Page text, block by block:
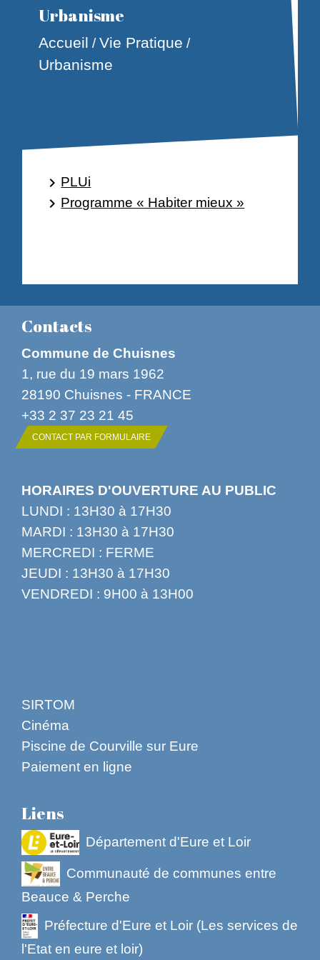
Urbanisme
Accueil /Vie Pratique /
Urbanisme
keyboard_arrow_rightPLUi
keyboard_arrow_rightProgramme « Habiter mieux »
Contacts
Commune de Chuisnes
1, rue du 19 mars 1962
28190 Chuisnes - FRANCE
+33 2 37 23 21 45
CONTACT PAR FORMULAIRE
HORAIRES D'OUVERTURE AU PUBLIC
LUNDI : 13H30 à 17H30
MARDI : 13H30 à 17H30
MERCREDI : FERME
JEUDI : 13H30 à 17H30
VENDREDI : 9H00 à 13H00
SIRTOM
Cinéma
Piscine de Courville sur Eure
Paiement en ligne
Liens
Département d'Eure et Loir
Communauté de communes entre
Beauce & Perche
Préfecture d'Eure et Loir (Les services de
l'Etat en eure et loir)